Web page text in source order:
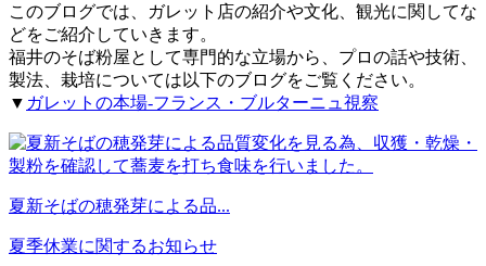
このブログでは、ガレット店の紹介や文化、観光に関してな
どをご紹介していきます。
福井のそば粉屋として専門的な立場から、プロの話や技術、
製法、栽培については以下のブログをご覧ください。
▼ ガレットの本場‐フランス・ブルターニュ視察
夏新そばの穂発芽による品...
夏季休業に関するお知らせ